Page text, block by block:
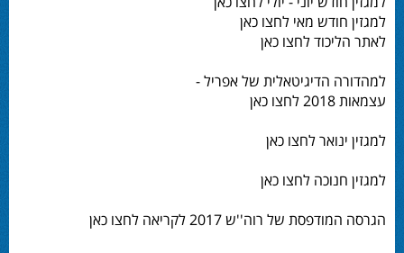
למגזין חודש מאי לחצו כאן
לאתר הליכוד לחצו כאן
למהדורה הדיגיטאלית של אפריל -
עצמאות 2018 לחצו כאן
למגזין ינואר לחצו כאן
למגזין חנוכה לחצו כאן
הגרסה המודפסת של רוה''ש 2017 לקריאה לחצו כאן